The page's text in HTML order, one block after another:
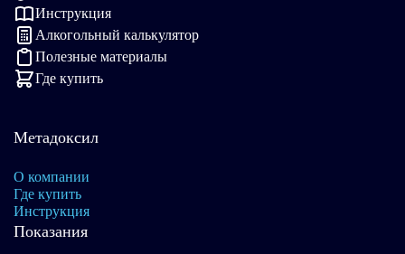
Метадоксил
О компании
Где купить
Инструкция
Показания
Инструкция
Алкогольный калькулятор
Полезные материалы
Где купить